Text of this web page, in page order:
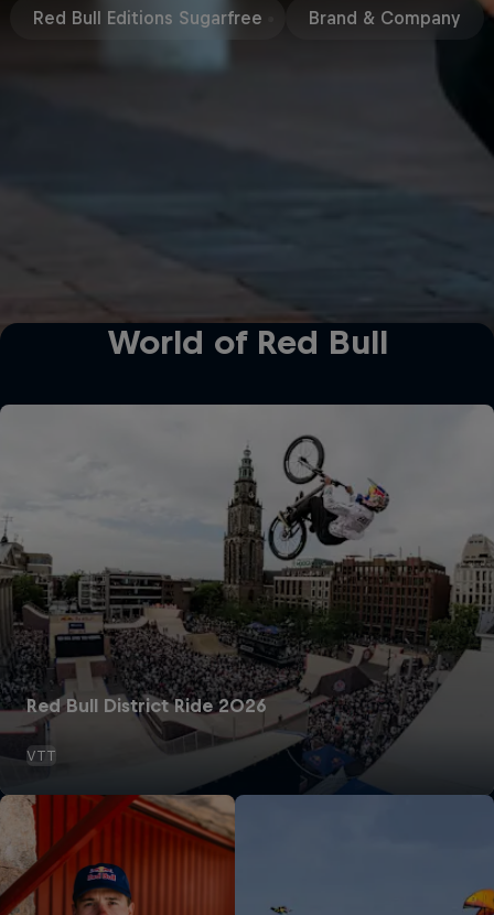
Red Bull Editions Sugarfree Brand & Company
World of Red Bull
Red Bull District Ride 2026
VTT